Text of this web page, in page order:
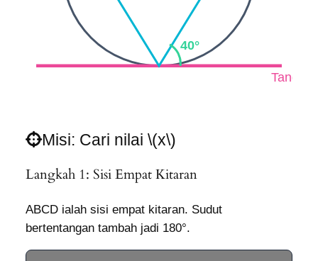
Tangen
40°
Misi: Cari nilai \(x\)
Langkah 1: Sisi Empat Kitaran
ABCD ialah sisi empat kitaran. Sudut
bertentangan tambah jadi 180°.